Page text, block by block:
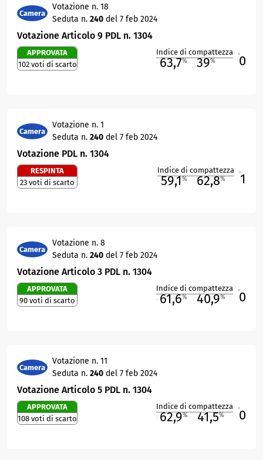
Camera
Votazione n. 18
Seduta n. 240 del 7 feb 2024
Votazione Articolo 9 PDL n. 1304
APPROVATA
102 voti di scarto
Indice di compattezza
63,7% 39% 0
Camera
Votazione n. 1
Seduta n. 240 del 7 feb 2024
Votazione PDL n. 1304
RESPINTA
23 voti di scarto
Indice di compattezza
59,1% 62,8% 1
Camera
Votazione n. 8
Seduta n. 240 del 7 feb 2024
Votazione Articolo 3 PDL n. 1304
APPROVATA
90 voti di scarto
Indice di compattezza
61,6% 40,9% 0
Camera
Votazione n. 11
Seduta n. 240 del 7 feb 2024
Votazione Articolo 5 PDL n. 1304
APPROVATA
108 voti di scarto
Indice di compattezza
62,9% 41,5% 0